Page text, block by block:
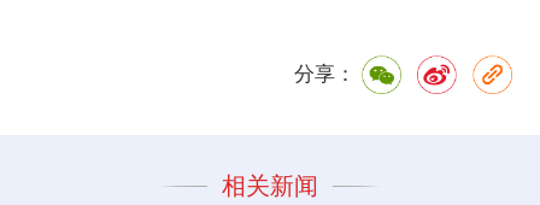
分享：
相关新闻